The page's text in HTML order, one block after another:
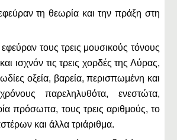
τη θεωρία και την πράξη στη
τους τρεις μουσικούς τόνους
ισχνόν τις τρεις χορδές της Λύρας,
οξεία, βαρεία, περισπωμένη και
παρεληλυθότα, ενεστώτα,
πρόσωπα, τους τρεις αριθμούς, το
και άλλα τριάριθμα.